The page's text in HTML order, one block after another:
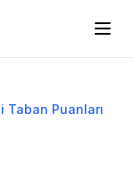
Puanları